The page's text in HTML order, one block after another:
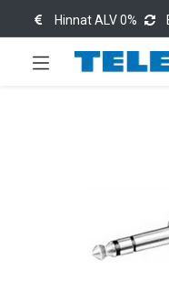
Hinnat ALV 0%